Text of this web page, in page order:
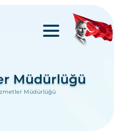
Müdürlüğü
Müdürlüğü